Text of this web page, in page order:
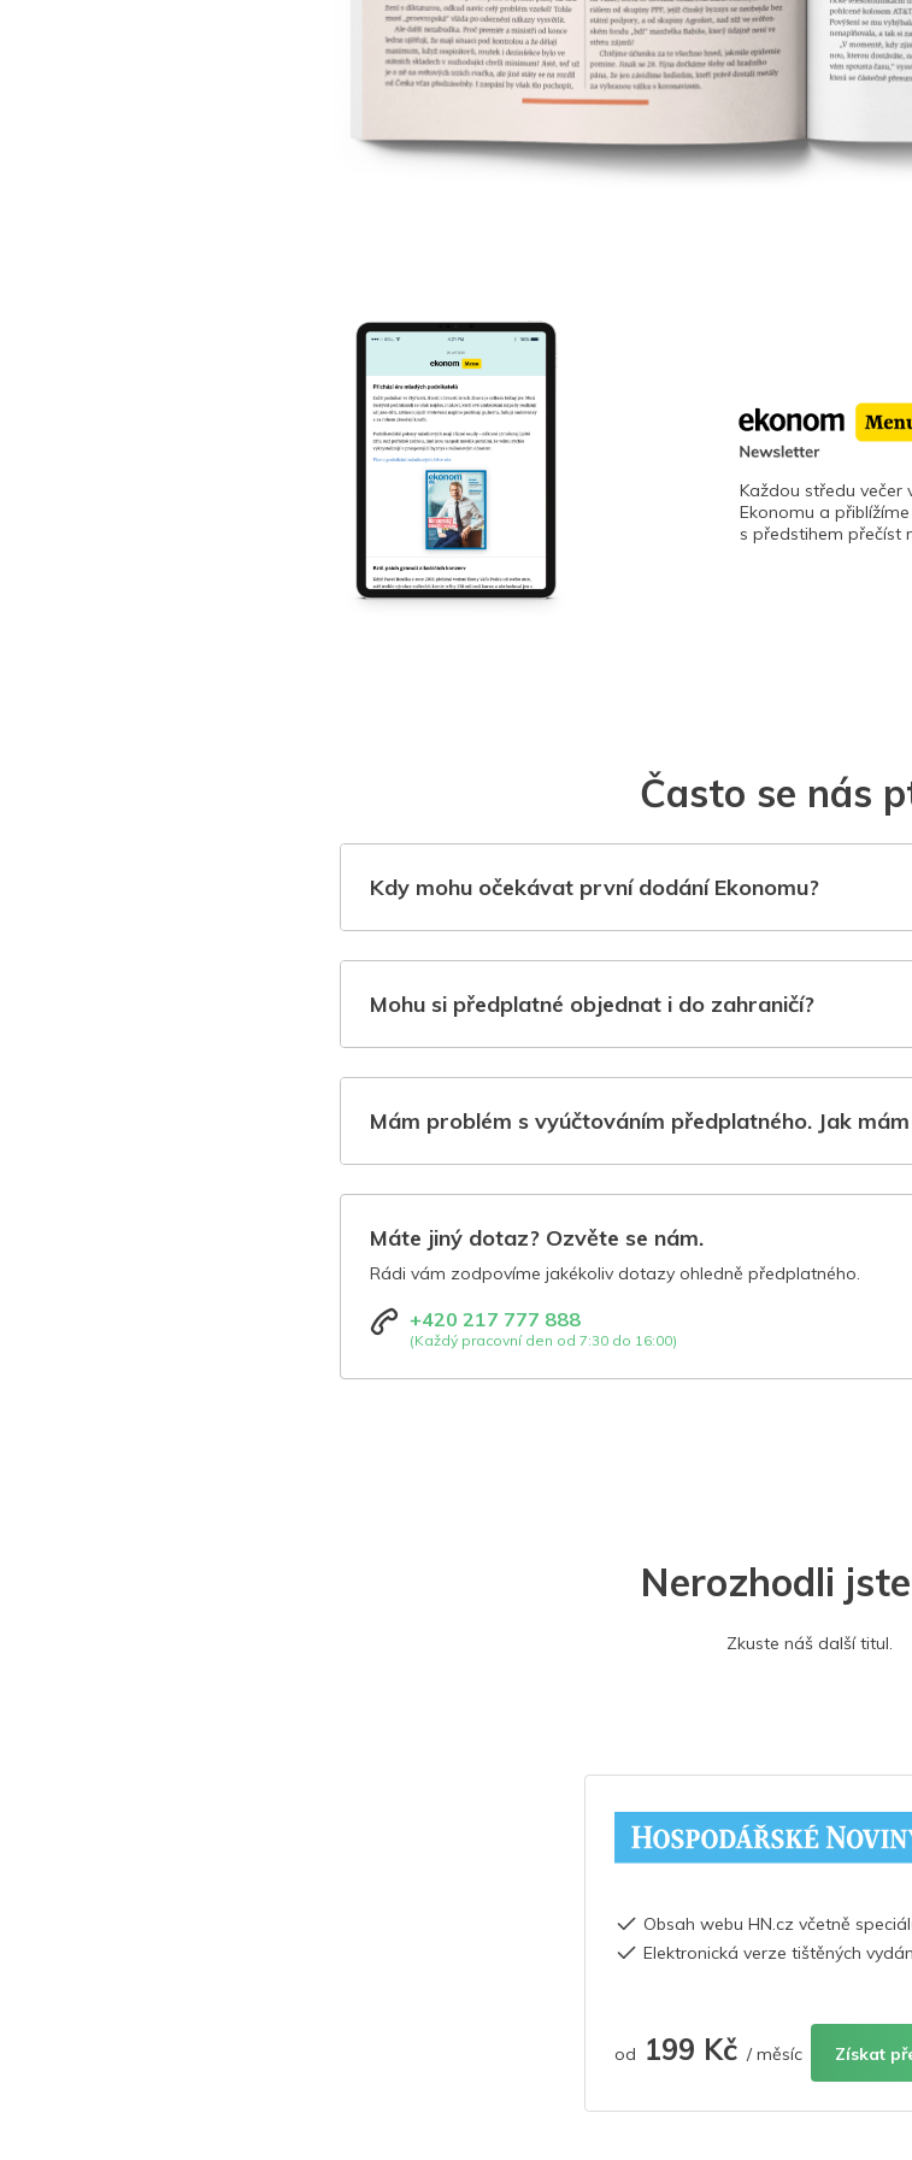
Každou středu večer
Ekonomu a
s předstihem přečíst
Často se nás
Kdy mohu očekávat první dodání Ekonomu?
Mohu si předplatné objednat i do zahraničí?
Mám problém s vyúčtováním předplatného. Jak
Máte jiný dotaz? Ozvěte se nám.
Rádi vám zodpovíme jakékoliv dotazy ohledně předplatného.
+420 217 777 888
(Každý pracovní den od 7:30 do 16:00)
Nerozhodli
Zkuste náš další titul.
Obsah webu HN.cz včetně
Elektronická verze tištěných
od 199 Kč / měsíc Získat